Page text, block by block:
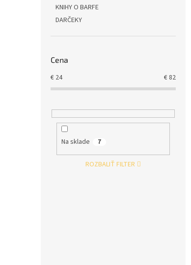
KNIHY O BARFE
DARČEKY
Cena
€ 24 €82
Na sklade 7
ROZBALIŤ FILTER